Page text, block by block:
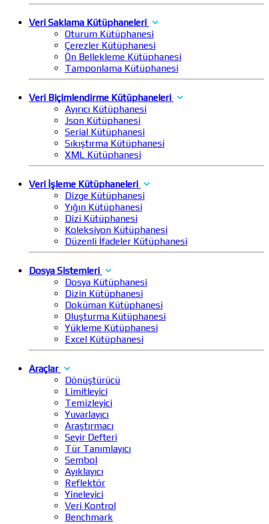
Veri Saklama Kütüphaneleri
Oturum Kütüphanesi
Çerezler Kütüphanesi
Ön Bellekleme Kütüphanesi
Tamponlama Kütüphanesi
Veri Biçimlendirme Kütüphaneleri
Ayırıcı Kütüphanesi
Json Kütüphanesi
Serial Kütüphanesi
Sıkıştırma Kütüphanesi
XML Kütüphanesi
Veri İşleme Kütüphaneleri
Dizge Kütüphanesi
Yığın Kütüphanesi
Dizi Kütüphanesi
Koleksiyon Kütüphanesi
Düzenli İfadeler Kütüphanesi
Dosya Sistemleri
Dosya Kütüphanesi
Dizin Kütüphanesi
Doküman Kütüphanesi
Oluşturma Kütüphanesi
Yükleme Kütüphanesi
Excel Kütüphanesi
Araçlar
Dönüştürücü
Limitleyici
Temizleyici
Yuvarlayıcı
Araştırmacı
Seyir Defteri
Tür Tanımlayıcı
Sembol
Ayıklayıcı
Reflektör
Yineleyici
Veri Kontrol
Benchmark